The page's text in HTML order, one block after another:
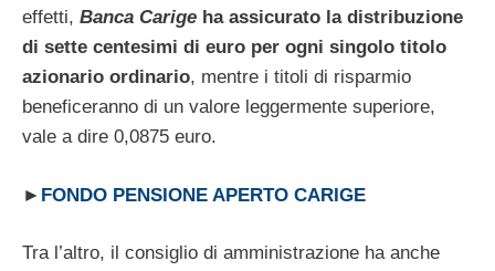
effetti, Banca Carige ha assicurato la distribuzione
di sette centesimi di euro per ogni singolo titolo
azionario ordinario, mentre i titoli di risparmio
beneficeranno di un valore leggermente superiore,
vale a dire 0,0875 euro.
► FONDO PENSIONE APERTO CARIGE
Tra l’altro, il consiglio di amministrazione ha anche